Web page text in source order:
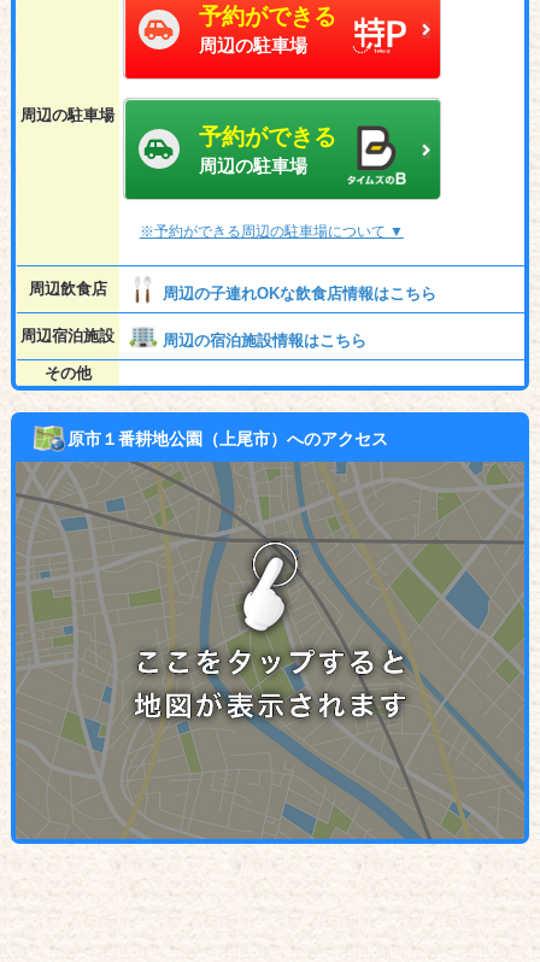
周辺の駐車場
予約ができる
周辺の駐車場
予約ができる
周辺の駐車場
※予約ができる周辺の駐車場について ▼
周辺飲食店 周辺の子連れOKな飲食店情報はこちら
周辺宿泊施設
周辺の宿泊施設情報はこちら
その他
原市１番耕地公園（上尾市）へのアクセス